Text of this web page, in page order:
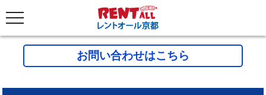
お問い合わせはこちら